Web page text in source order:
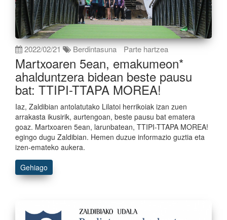
2022/02/21 Berdintasuna Parte hartzea
Martxoaren 5ean, emakumeon*
ahalduntzera bidean beste pausu
bat: TTIPI-TTAPA MOREA!
Iaz, Zaldibian antolatutako Lilatoi herrikoiak izan zuen
arrakasta ikusirik, aurtengoan, beste pausu bat ematera
goaz. Martxoaren 5ean, larunbatean, TTIPI-TTAPA MOREA!
egingo dugu Zaldibian. Hemen duzue informazio guztia eta
izen-emateko aukera.
Gehiago